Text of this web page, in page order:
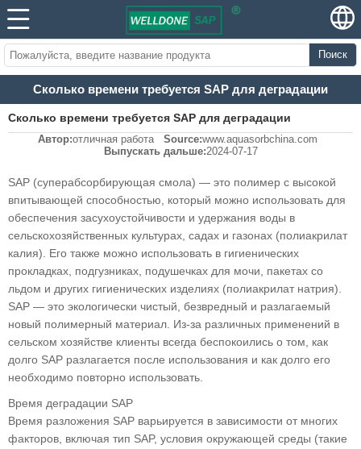
Поиск
Сколько времени требуется SAP для деградации
Сколько времени требуется SAP для деградации
Автор:отличная работа Source:www.aquasorbchina.com
Выпускать дальше:2024-07-17
SAP (суперабсорбирующая смола) — это полимер с высокой
впитывающей способностью, который можно использовать для
обеспечения засухоустойчивости и удержания воды в
сельскохозяйственных культурах, садах и газонах (полиакрилат
калия). Его также можно использовать в гигиенических
прокладках, подгузниках, подушечках для мочи, пакетах со
льдом и других гигиенических изделиях (полиакрилат натрия).
SAP — это экологически чистый, безвредный и разлагаемый
новый полимерный материал. Из-за различных применений в
сельском хозяйстве клиенты всегда беспокоились о том, как
долго SAP разлагается после использования и как долго его
необходимо повторно использовать.
Время деградации SAP
Время разложения SAP варьируется в зависимости от многих
факторов, включая тип SAP, условия окружающей среды (такие